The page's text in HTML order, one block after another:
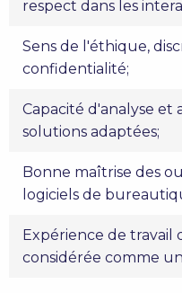
respect dans les
Sens de l'éthique,
confidentialité;
Capacité d'analyse et
solutions adaptées;
Bonne maîtrise des
logiciels de
Expérience de travail
considérée comme